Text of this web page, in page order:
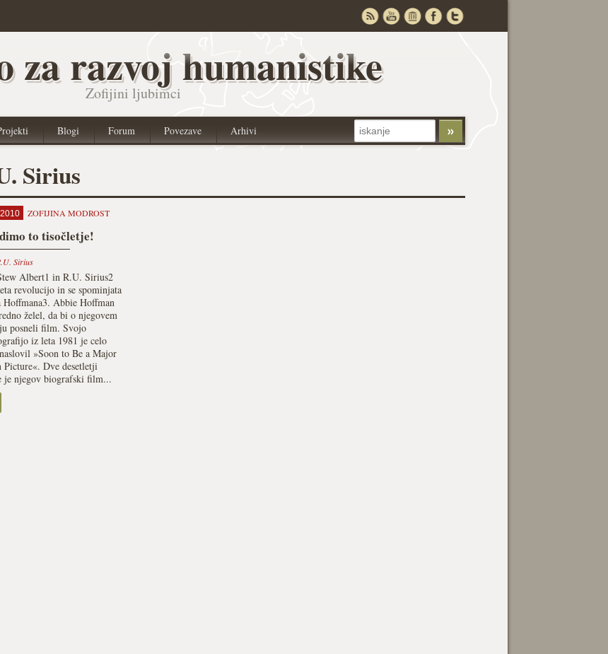
za razvoj humanistike
Zofijini ljubimci
Blogi Forum Povezave Arhivi
Sirius
ZOFIJINA MODROST
to tisočletje!
Sirius
Albert1 in R.U. Sirius2
revolucijo in se spominjata
Hoffmana3. Abbie Hoffman
želel, da bi o njegovem
posneli film. Svojo
iz leta 1981 je celo
»Soon to Be a Major
Dve desetletji
je njegov biografski film...